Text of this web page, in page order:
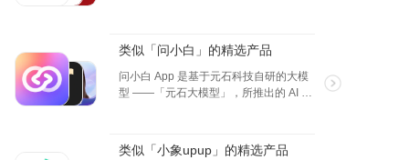
模式、日签模板等。阅读句读，享受文
字带来的宁静与治愈。
类似「问小白」的精选产品
问小白 App 是基于元石科技自研的大模
型 ——「元石大模型」，所推出的 AI 智
无论您在学习、工作、生活中遇到任何
类似「小象upup」的精选产品